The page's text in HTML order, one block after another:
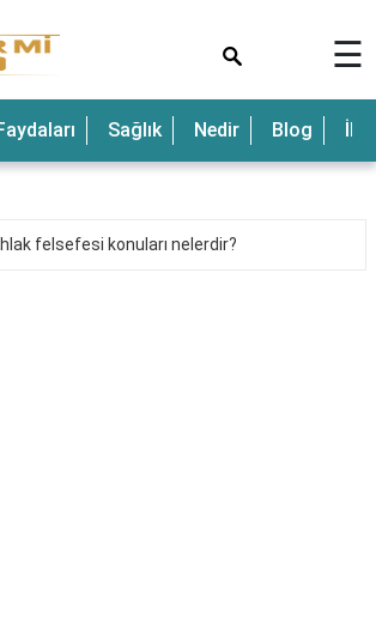
☰
Sağlık Nedir Blog
felsefesi konuları nelerdir?